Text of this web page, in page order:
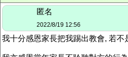
匿名
2022/8/19 12:56
我十分感恩家長把我踢出教會, 若不